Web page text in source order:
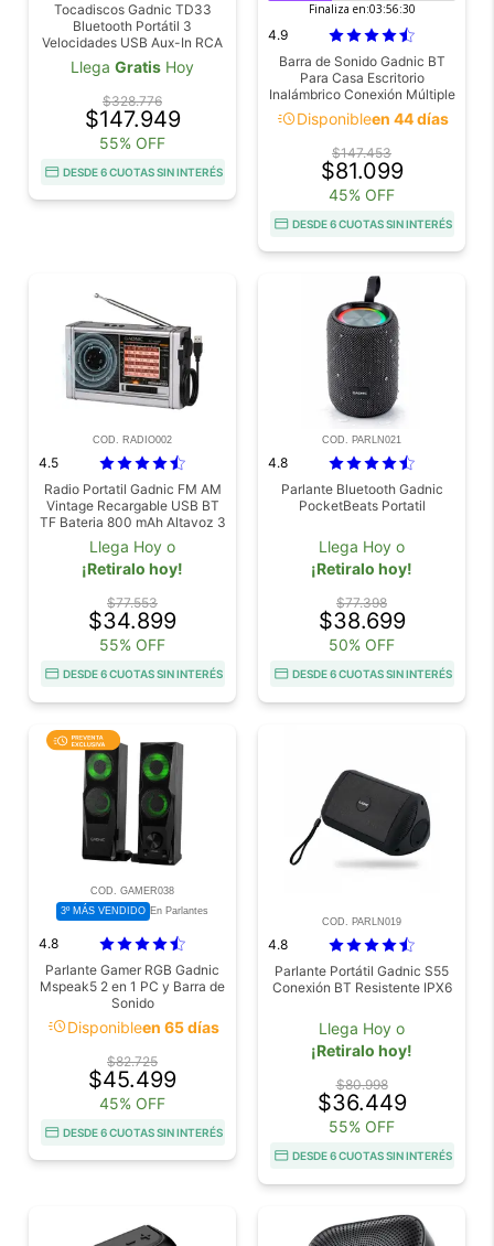
Tocadiscos Gadnic TD33
Bluetooth Portátil 3
Velocidades USB Aux-In RCA
SD
Llega Gratis Hoy
$328.776
$147.949
55% OFF
DESDE 6 CUOTAS SIN INTERÉS
Finaliza en:03:56:29
4.9
Barra de Sonido Gadnic BT
Para Casa Escritorio
Inalámbrico Conexión Múltiple
acuteDisponibleen 44 días
$147.453
$81.099
45% OFF
DESDE 6 CUOTAS SIN INTERÉS
COD. RADIO002
4.5
Radio Portatil Gadnic FM AM
Vintage Recargable USB BT
TF Bateria 800 mAh Altavoz 3
W
Llega Hoy o
¡Retiralo hoy!
$77.553
$34.899
55% OFF
DESDE 6 CUOTAS SIN INTERÉS
COD. PARLN021
4.8
Parlante Bluetooth Gadnic
PocketBeats Portatil
Llega Hoy o
¡Retiralo hoy!
$77.398
$38.699
50% OFF
DESDE 6 CUOTAS SIN INTERÉS
COD. GAMER038
3º MÁS VENDIDO En Parlantes
4.8
Parlante Gamer RGB Gadnic
Mspeak5 2 en 1 PC y Barra de
Sonido
acuteDisponibleen 65 días
$82.725
$45.499
45% OFF
DESDE 6 CUOTAS SIN INTERÉS
COD. PARLN019
4.8
Parlante Portátil Gadnic S55
Conexión BT Resistente IPX6
Llega Hoy o
¡Retiralo hoy!
$80.998
$36.449
55% OFF
DESDE 6 CUOTAS SIN INTERÉS